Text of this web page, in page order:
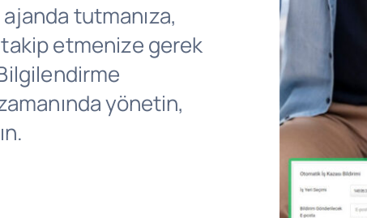
tutmanıza,
etmenize gerek
yönetin,